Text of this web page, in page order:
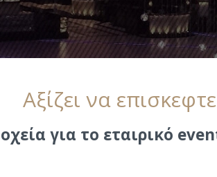
Αξίζει να
για το εταιρικό